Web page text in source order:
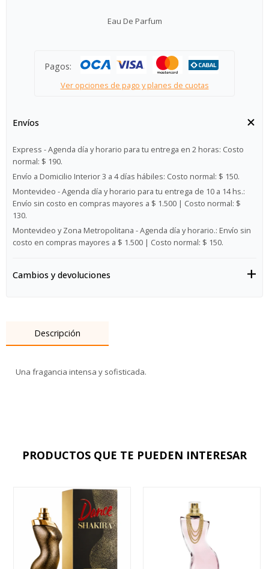
Eau De Parfum
Pagos:
Ver opciones de pago y planes de cuotas
Envíos
Express - Agenda día y horario para tu entrega en 2 horas: Costo
normal: $ 190.
Envío a Domicilio Interior 3 a 4 días hábiles: Costo normal: $ 150.
Montevideo - Agenda día y horario para tu entrega de 10 a 14 hs.:
Envío sin costo en compras mayores a $ 1.500 | Costo normal: $
130.
Montevideo y Zona Metropolitana - Agenda día y horario.: Envío sin
costo en compras mayores a $ 1.500 | Costo normal: $ 150.
Cambios y devoluciones
Descripción
Una fragancia intensa y sofisticada.
PRODUCTOS QUE TE PUEDEN INTERESAR